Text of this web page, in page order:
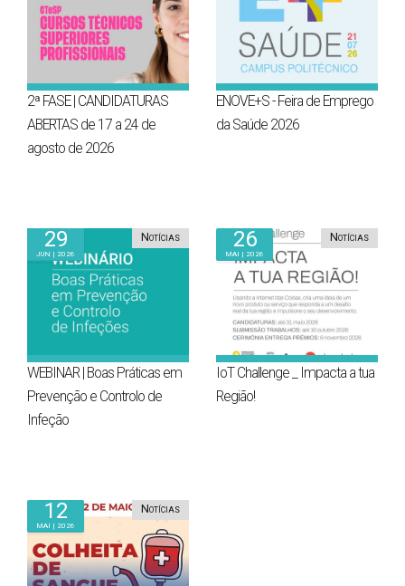
2ª FASE | CANDIDATURAS
ABERTAS de 17 a 24 de
agosto de 2026
ENOVE+S - Feira de Emprego
da Saúde 2026
29
Jun | 2026
Notícias
WEBINAR | Boas Práticas em
Prevenção e Controlo de
Infeção
26
Mai | 2026
Notícias
IoT Challenge _ Impacta a tua
Região!
12
Mai | 2026
Notícias